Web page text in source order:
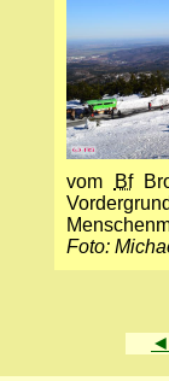
vom Bf
Foto: